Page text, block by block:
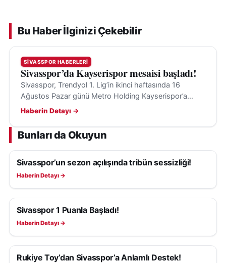
Bu Haber İlginizi Çekebilir
SIVASSPOR HABERLERI
Sivasspor’da Kayserispor mesaisi başladı!
Sivasspor, Trendyol 1. Lig’in ikinci haftasında 16
Ağustos Pazar günü Metro Holding Kayserispor’a
konuk olacak; hedef ilk galibiyet ve transfer takviyeleri.
Haberin Detayı →
Bunları da Okuyun
SIVASSPOR HABERLERI
Sivasspor’un sezon açılışında tribün sessizliği!
Haberin Detayı →
SIVASSPOR HABERLERI
Sivasspor 1 Puanla Başladı!
Haberin Detayı →
SIVASSPOR HABERLERI
Rukiye Toy’dan Sivasspor’a Anlamlı Destek!